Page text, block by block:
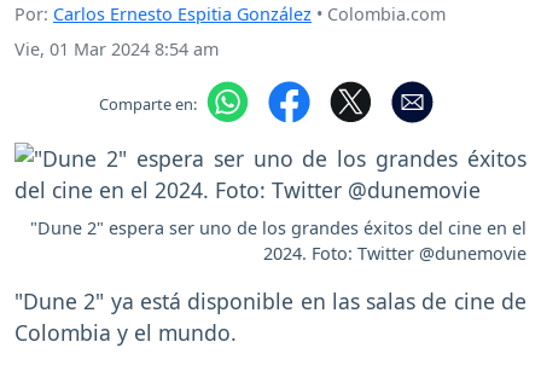
Por: Carlos Ernesto Espitia González • Colombia.com
Vie, 01 Mar 2024 8:54 am
Comparte en:
"Dune 2" espera ser uno de los grandes éxitos del cine en el
2024. Foto: Twitter @dunemovie
"Dune 2" ya está disponible en las salas de cine de
Colombia y el mundo.